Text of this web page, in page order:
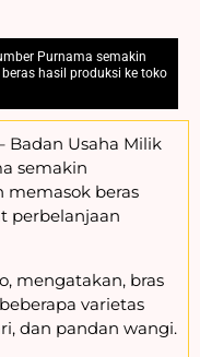
Purnama semakin
hasil produksi ke toko
Badan Usaha Milik
semakin
memasok beras
perbelanjaan
mengatakan, bras
varietas
dan pandan wangi.